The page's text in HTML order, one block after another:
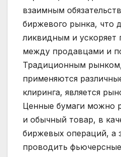
взаимным
биржевого рынка, что
ликвидным и ускоряет
между продавцами и
Традиционным
применяются
клиринга, является
Ценные бумаги можно
и обычный товар, в
биржевых операций, а
проводить